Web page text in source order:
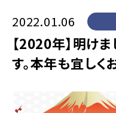
2022.01.06
【2020年】明け
す。本年も宜し